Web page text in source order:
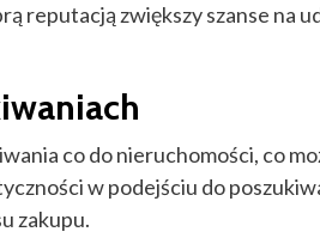
reputacją zwiększy szanse na
co do nieruchomości, co
w podejściu do
zakupu.